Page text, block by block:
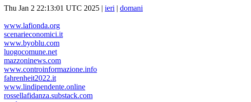
Thu Jan 2 22:13:01 UTC 2025 | ieri | domani
www.lafionda.org
scenarieconomici.it
www.byoblu.com
luogocomune.net
mazzoninews.com
www.controinformazione.info
fahrenheit2022.it
www.lindipendente.online
rossellafidanza.substack.com